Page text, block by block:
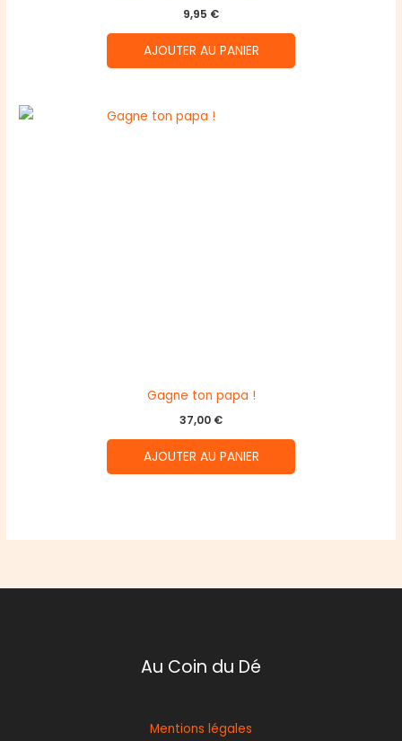
9,95 €
AJOUTER AU PANIER
Gagne ton papa !
37,00 €
AJOUTER AU PANIER
Au Coin du Dé
Mentions légales